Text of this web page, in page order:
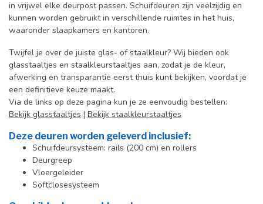
in vrijwel elke deurpost passen. Schuifdeuren zijn veelzijdig en
kunnen worden gebruikt in verschillende ruimtes in het huis,
waaronder slaapkamers en kantoren.
Twijfel je over de juiste glas- of staalkleur? Wij bieden ook
glasstaaltjes en staalkleurstaaltjes aan, zodat je de kleur,
afwerking en transparantie eerst thuis kunt bekijken, voordat je
een definitieve keuze maakt.
Via de links op deze pagina kun je ze eenvoudig bestellen:
Bekijk glasstaaltjes | Bekijk staalkleurstaaltjes
Deze deuren worden geleverd inclusief:
Schuifdeursysteem: rails (200 cm) en rollers
Deurgreep
Vloergeleider
Softclosesysteem